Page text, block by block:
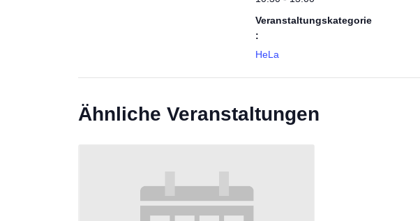
Veranstaltungskategorie
:
HeLa
Ähnliche Veranstaltungen